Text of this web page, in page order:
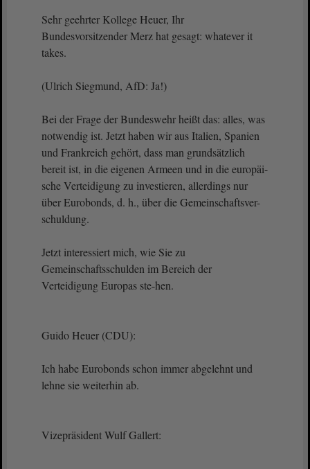
Sehr geehrter Kollege Heuer, Ihr
Bundesvorsitzender Merz hat gesagt: whatever it
takes.
(Ulrich Siegmund, AfD: Ja!)
Bei der Frage der Bundeswehr heißt das: alles, was
notwendig ist. Jetzt haben wir aus Italien, Spanien
und Frankreich gehört, dass man grundsätzlich
bereit ist, in die eigenen Armeen und in die europäi-
sche Verteidigung zu investieren, allerdings nur
über Eurobonds, d. h., über die Gemeinschaftsver-
schuldung.
Jetzt interessiert mich, wie Sie zu
Gemeinschaftsschulden im Bereich der
Verteidigung Europas ste-hen.
Guido Heuer (CDU):
Ich habe Eurobonds schon immer abgelehnt und
lehne sie weiterhin ab.
Vizepräsident Wulf Gallert: